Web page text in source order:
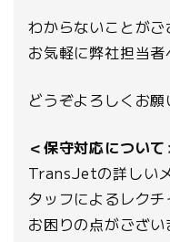
わからないことが
お気軽に弊社担当者
どうぞよろしくお願
＜保守対応について
TransJetの詳しい
タッフによるレクチ
お困りの点がござ